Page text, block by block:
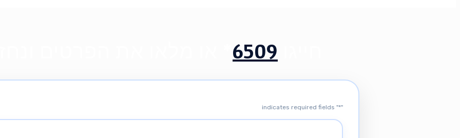
6509
"
*
" indicates required fields